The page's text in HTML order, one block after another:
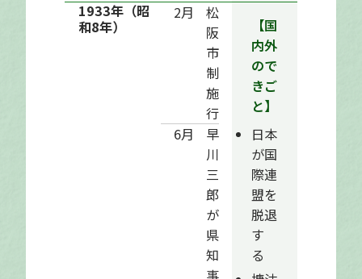
1933年（昭
和8年）
2月
松
阪
市
制
施
行
6月
早
川
三
郎
が
県
知
【国
内外
ので
きご
と】
日本
が国
際連
盟を
脱退
す
る